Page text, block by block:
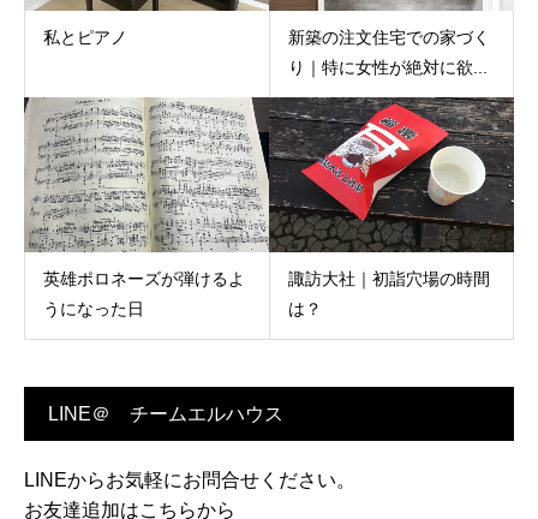
私とピアノ
新築の注文住宅での家づく
り｜特に女性が絶対に欲...
英雄ポロネーズが弾けるよ
うになった日
諏訪大社｜初詣穴場の時間
は？
LINE＠ チームエルハウス
LINEからお気軽にお問合せください。
お友達追加はこちらから